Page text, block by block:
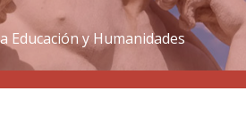
Educación y Humanidades